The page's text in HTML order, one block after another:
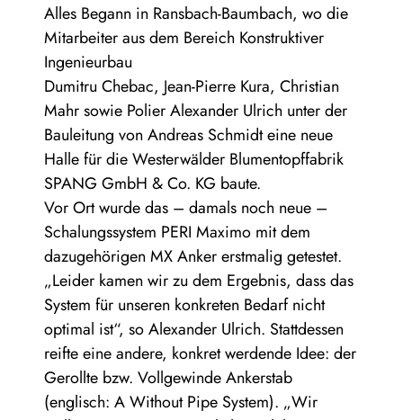
Alles Begann in Ransbach-Baumbach, wo die
Mitarbeiter aus dem Bereich Konstruktiver
Ingenieurbau
Dumitru Chebac, Jean-Pierre Kura, Christian
Mahr sowie Polier Alexander Ulrich unter der
Bauleitung von Andreas Schmidt eine neue
Halle für die Westerwälder Blumentopffabrik
SPANG GmbH & Co. KG baute.
Vor Ort wurde das – damals noch neue –
Schalungssystem PERI Maximo mit dem
dazugehörigen MX Anker erstmalig getestet.
„Leider kamen wir zu dem Ergebnis, dass das
System für unseren konkreten Bedarf nicht
optimal ist“, so Alexander Ulrich. Stattdessen
reifte eine andere, konkret werdende Idee: der
Gerollte bzw. Vollgewinde Ankerstab
(englisch: A Without Pipe System). „Wir